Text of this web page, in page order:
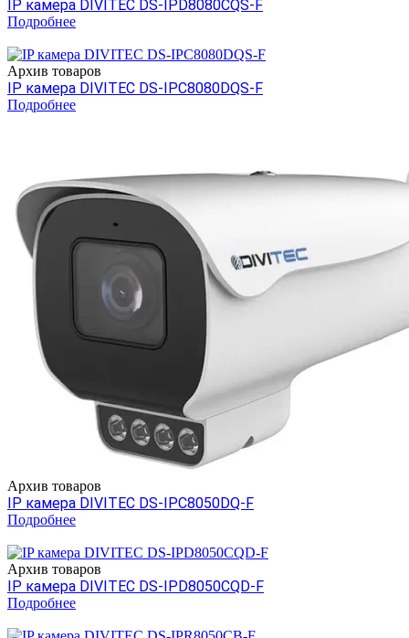
IP камера DIVITEC DS-IPD8080CQS-F
Подробнее
Архив товаров
IP камера DIVITEC DS-IPC8080DQS-F
Подробнее
Архив товаров
IP камера DIVITEC DS-IPC8050DQ-F
Подробнее
Архив товаров
IP камера DIVITEC DS-IPD8050CQD-F
Подробнее